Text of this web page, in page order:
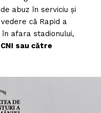
abuz în serviciu și
că Rapid a
afara stadionului,
sau către